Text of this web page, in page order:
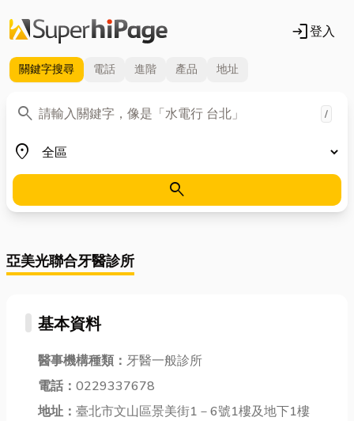
login登入
關鍵字搜尋 電話 進階 產品 地址
search
關鍵字 /
place
地區
search
亞美光聯合牙醫診所
基本資料
醫事機構種類： 牙醫一般診所
電話： 0229337678
地址： 臺北市文山區景美街1－6號1樓及地下1樓